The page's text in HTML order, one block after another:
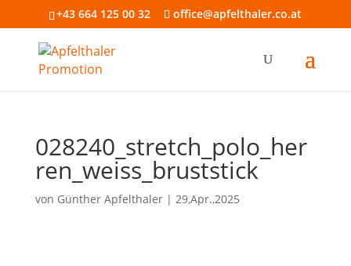
+43 664 125 00 32 office@apfelthaler.co.at
028240_stretch_polo_her
ren_weiss_bruststick
von Günther Apfelthaler| 29,Apr.,2025